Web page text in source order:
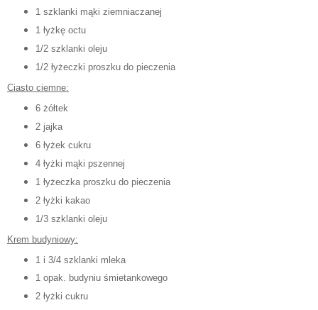
1 szklanki mąki ziemniaczanej
1 łyżkę octu
1/2 szklanki oleju
1/2 łyżeczki proszku do pieczenia
Ciasto ciemne:
6 żółtek
2 jajka
6 łyżek cukru
4 łyżki mąki pszennej
1 łyżeczka prosz ku do pieczenia
2 łyżki kakao
1/3 szklanki oleju
Krem budyniowy:
1 i 3/4 szklanki mleka
1 opak. budyniu śmietankowego
2 łyżki cukru